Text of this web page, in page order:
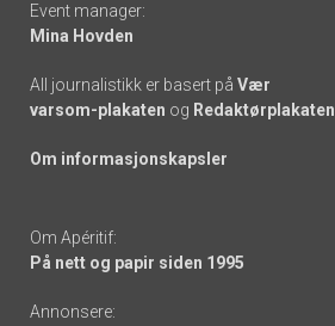
Event manager:
Mina Hovden
All journalistikk er basert på Vær
varsom-plakaten og Redaktørplakaten
Om informasjonskapsler
Om Apéritif:
På nett og papir siden 1995
Annonsere: